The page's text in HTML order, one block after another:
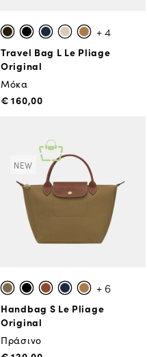
+ 4
Travel Bag L Le Pliage
Original
Μόκα
€ 160,00
NEW
+ 6
Handbag S Le Pliage
Original
Πράσινο